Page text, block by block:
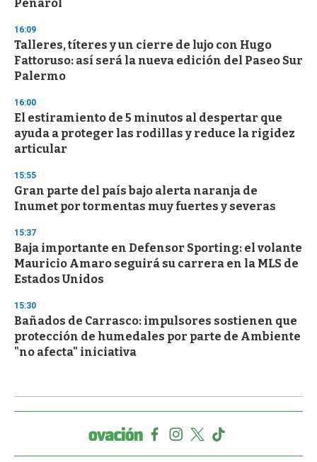
Peñarol
16:09
Talleres, títeres y un cierre de lujo con Hugo
Fattoruso: así será la nueva edición del Paseo Sur
Palermo
16:00
El estiramiento de 5 minutos al despertar que
ayuda a proteger las rodillas y reduce la rigidez
articular
15:55
Gran parte del país bajo alerta naranja de
Inumet por tormentas muy fuertes y severas
15:37
Baja importante en Defensor Sporting: el volante
Mauricio Amaro seguirá su carrera en la MLS de
Estados Unidos
15:30
Bañados de Carrasco: impulsores sostienen que
protección de humedales por parte de Ambiente
"no afecta" iniciativa